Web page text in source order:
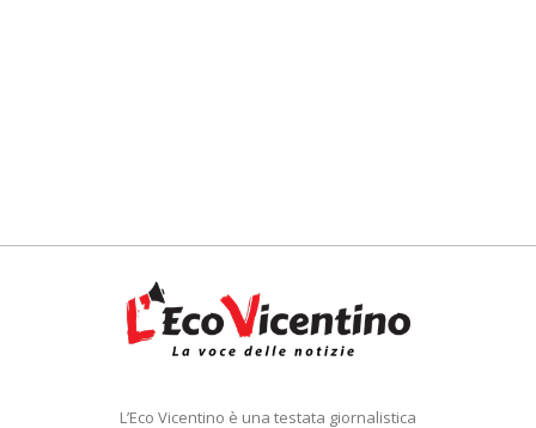
L’Eco Vicentino è una testata giornalistica